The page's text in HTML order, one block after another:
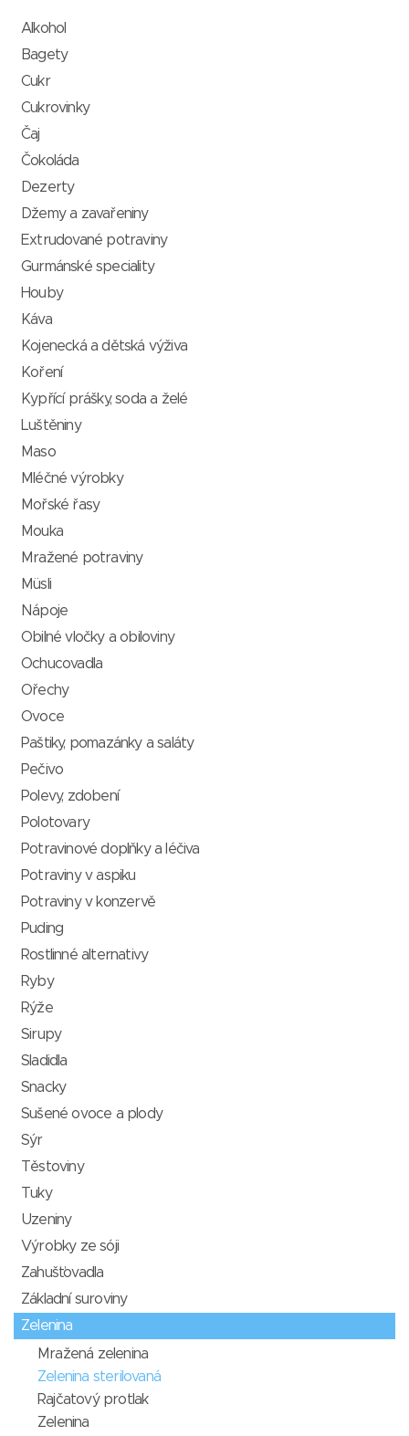
Alkohol
Bagety
Cukr
Cukrovinky
Čaj
Čokoláda
Dezerty
Džemy a zavařeniny
Extrudované potraviny
Gurmánské speciality
Houby
Káva
Kojenecká a dětská výživa
Koření
Kypřící prášky, soda a želé
Luštěniny
Maso
Mléčné výrobky
Mořské řasy
Mouka
Mražené potraviny
Müsli
Nápoje
Obilné vločky a obiloviny
Ochucovadla
Ořechy
Ovoce
Paštiky, pomazánky a saláty
Pečivo
Polevy, zdobení
Polotovary
Potravinové doplňky a léčiva
Potraviny v aspiku
Potraviny v konzervě
Puding
Rostlinné alternativy
Ryby
Rýže
Sirupy
Sladidla
Snacky
Sušené ovoce a plody
Sýr
Těstoviny
Tuky
Uzeniny
Výrobky ze sóji
Zahušťovadla
Základní suroviny
Zelenina
Mražená zelenina
Zelenina sterilovaná
Rajčatový protlak
Zelenina